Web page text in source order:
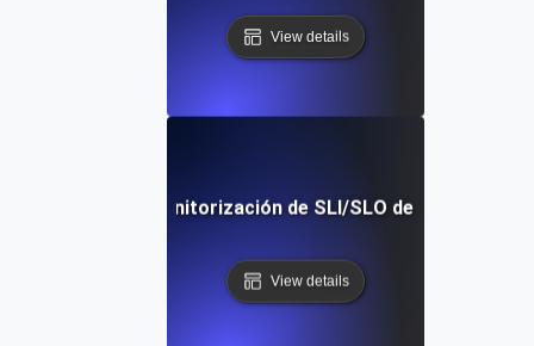
View details
en la Monitorización de SLI/SLO de API:
View details